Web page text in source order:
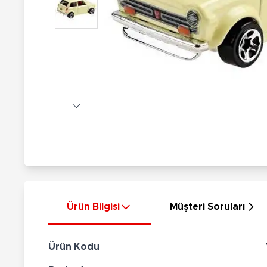
Hayvan Figürler
Çeşitli Figürler
Nerf
Silahlar
Silah Setleri
Kılıç Setleri
Ürün Bilgisi Müşteri Soruları
Ürün Kodu